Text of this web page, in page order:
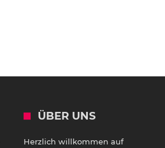
ÜBER UNS
Herzlich willkommen auf